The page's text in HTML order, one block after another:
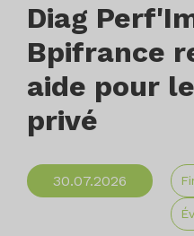
Diag
Bpifrance
aide pour
privé
30.07.2026